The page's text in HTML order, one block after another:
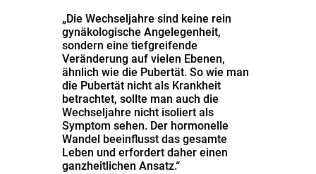
„Die Wechseljahre sind keine rein
gynäkologische Angelegenheit,
sondern eine tiefgreifende
Veränderung auf vielen Ebenen,
ähnlich wie die Pubertät. So wie man
die Pubertät nicht als Krankheit
betrachtet, sollte man auch die
Wechseljahre nicht isoliert als
Symptom sehen. Der hormonelle
Wandel beeinflusst das gesamte
Leben und erfordert daher einen
ganzheitlichen Ansatz.“